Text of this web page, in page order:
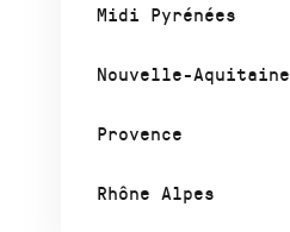
Midi Pyrénées
Nouvelle-Aquitaine
Provence
Rhône Alpes